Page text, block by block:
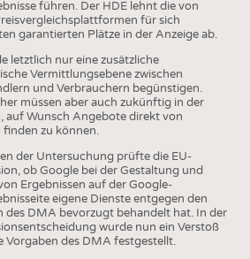
führen. Der HDE lehnt die von
für sich
garantierten Plätze in der Anzeige ab.
letztlich nur eine zusätzliche
Vermittlungsebene zwischen
und Verbrauchern begünstigen.
müssen aber auch zukünftig in der
auf Wunsch Angebote direkt von
finden zu können.
der Untersuchung prüfte die EU-
ob Google bei der Gestaltung und
Ergebnissen auf der Google-
eigene Dienste entgegen den
des DMA bevorzugt behandelt hat. In der
wurde nun ein Verstoß
Vorgaben des DMA festgestellt.